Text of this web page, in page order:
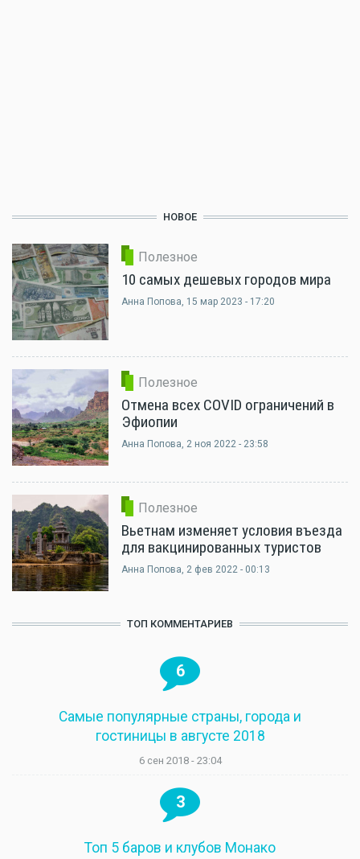
НОВОЕ
Полезное
10 самых дешевых городов мира
Анна Попова, 15 мар 2023 - 17:20
Полезное
Отмена всех COVID ограничений в
Эфиопии
Анна Попова, 2 ноя 2022 - 23:58
Полезное
Вьетнам изменяет условия въезда
для вакцинированных туристов
Анна Попова, 2 фев 2022 - 00:13
ТОП КОММЕНТАРИЕВ
6
Самые популярные страны, города и
гостиницы в августе 2018
6 сен 2018 - 23:04
3
Топ 5 баров и клубов Монако